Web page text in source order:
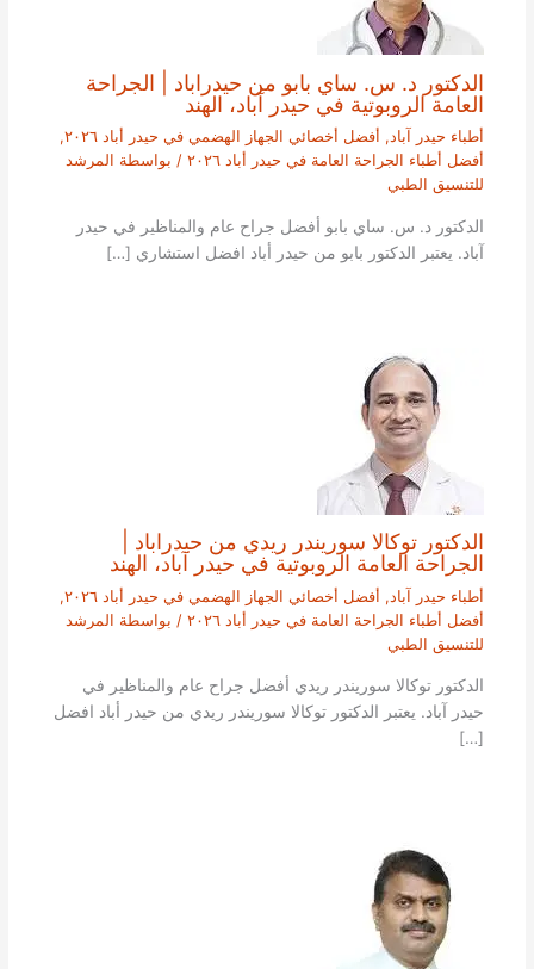
الدكتور د. س. ساي بابو من حيدراباد | الجراحة
العامة الروبوتية في حيدر آباد، الهند
أطباء حيدر آباد, أفضل أخصائي الجهاز الهضمي في حيدر أباد ٢٠٢٦
,
أفضل أطباء الجراحة العامة في حيدر أباد ٢٠٢٦
/ بواسطة المرشد
للتنسيق الطبي
الدكتور د. س. ساي بابو أفضل جراح عام والمناظير في حيدر
آباد. يعتبر الدكتور بابو من حيدر أباد افضل استشاري […]
الدكتور توكالا سوريندر ريدي من حيدراباد |
الجراحة العامة الروبوتية في حيدر آباد، الهند
أطباء حيدر آباد , أفضل أخصائي الجهاز الهضمي في حيدر أباد ٢٠٢٦
,
أفضل أطباء الجراحة العامة في حيدر أباد ٢٠٢٦
/ بواسطة المرشد
للتنسيق الطبي
الدكتور توكالا سوريندر ريدي أفضل جراح عام والمناظير في
حيدر آباد. يعتبر الدكتور توكالا سوريندر ريدي من حيدر أباد افضل
[…]